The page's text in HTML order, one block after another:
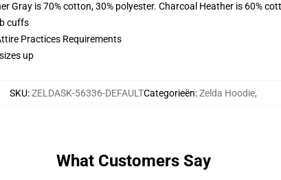
Gray is 70% cotton, 30% polyester. Charcoal Heather is 60%
cuffs
Practices Requirements
up
SKU:ZELDASK-56336-DEFAULTCategorieën:Zelda Hoodie,
What Customers Say